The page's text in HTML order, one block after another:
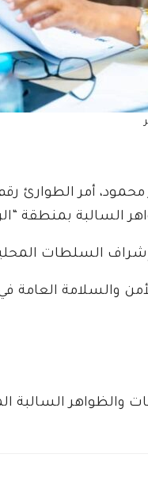
السالبة بمنطقة
السلطات المحلية
والسلامة العامة
والظواهر السالبة